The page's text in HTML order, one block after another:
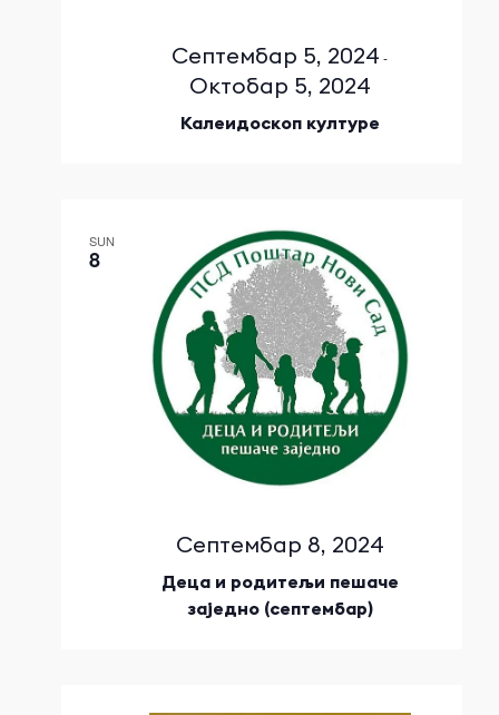
Калеидоскоп културе
Септембар 5, 2024 -
Октобар 5, 2024
SUN
8
Деца и родитељи пешаче
заједно (септембар)
Септембар 8, 2024